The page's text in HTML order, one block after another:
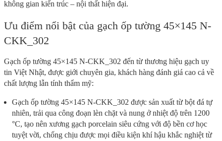
không gian kiến trúc – nội thất hiện đại.
Ưu điểm nổi bật của gạch ốp tường 45×145 N-
CKK_302
Gạch ốp tường 45×145 N-CKK_302 đến từ thương hiệu gạch uy
tin Việt Nhật, được giới chuyên gia, khách hàng đánh giá cao cả về
chất lượng lẫn tính thẩm mỹ:
Gạch ốp tường 45×145 N-CKK_302 được sản xuất từ bột đá tự
nhiên, trải qua công đoạn lèn chặt và nung ở nhiệt độ trên 1200
°C, tạo nên xương gạch porcelain siêu cứng với độ bền cơ học
tuyệt vời, chống chịu được mọi điều kiện khí hậu khắc nghiệt từ